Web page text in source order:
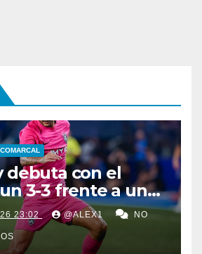
debuta con el
3-3 frente a un
Xabi Alonso… que
al algecireño
23:02 @ALEX1 NO